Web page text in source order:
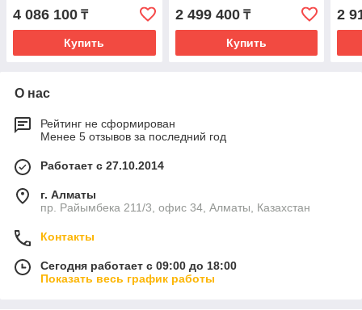
4 086 100 ₸
Купить
2 499 400₸
Купить
2
О нас
Рейтинг не сформирован
Менее 5 отзывов за последний год
Работает с 27.10.2014
г. Алматы
пр. Райымбека 211/3, офис 34, Алматы, Казахстан
Контакты
Сегодня работает с 09:00 до 18:00
Показать весь график работы